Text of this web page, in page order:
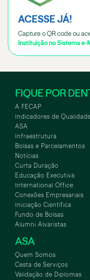
ACESSE JÁ!
Capture o QR code ou
Instituição no Sistema e-
FIQUE POR
A FECAP
Indicadores de
ASA
Infraestrutura
Bolsas e Parcelamentos
Notícias
Curta Duração
Educação Executiva
International Office
Conexões Empresariais
Iniciação Científica
Fundo de Bolsas
Alumni Alvaristas
ASA
Quem Somos
Cesta de Serviços
Validação de Diplomas